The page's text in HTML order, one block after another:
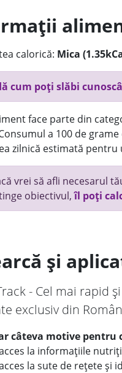
calorică: Mica
cum poți slăbi
face parte din
a 100 de
zilnică estimată pentru
vrei să afli necesarul
obiectivul,îl poți
și
- Cel mai rapid
exclusiv din
câteva motive pentru
la informațiile
la sute de rețete și